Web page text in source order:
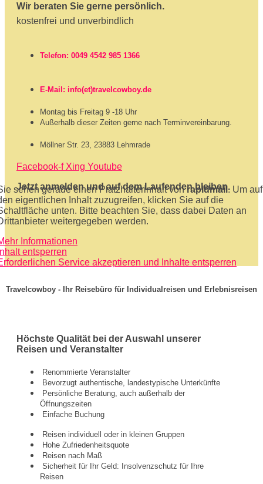
Wir beraten Sie gerne persönlich.
kostenfrei und unverbindlich
Telefon: 0049 4542 985 1366
E-Mail: info(et)travelcowboy.de
Montag bis Freitag 9 -18 Uhr
Außerhalb dieser Zeiten gerne nach Terminvereinbarung.
Möllner Str. 23, 23883 Lehmrade
Facebook-f Xing Youtube
Jetzt anmelden und auf dem Laufenden bleiben.
sehen gerade einen Platzhalterinhalt vonrapidmail . Um auf
eigentlichen Inhalt zuzugreifen, klicken Sie auf die
unten. Bitte beachten Sie, dass dabei Daten an
weitergegeben werden.
Informationen
entsperren
Service akzeptieren und Inhalte entsperren
Travelcowboy - Ihr Reisebüro für Individualreisen und Erlebnisreisen
Höchste Qualität bei der Auswahl unserer
Reisen und Veranstalter
Renommierte Veranstalter
Bevorzugt authentische, landestypische Unterkünfte
Persönliche Beratung, auch außerhalb der
Öffnungszeiten
Einfache Buchung
Reisen individuell oder in kleinen Gruppen
Hohe Zufriedenheitsquote
Reisen nach Maß
Sicherheit für Ihr Geld: Insolvenzschutz für Ihre
Reisen